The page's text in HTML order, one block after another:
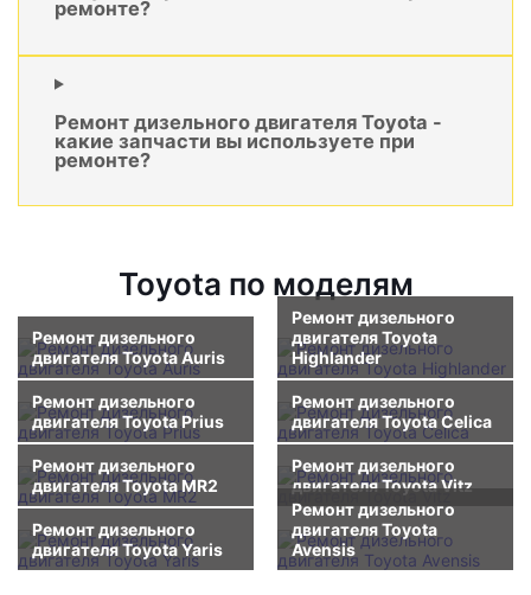
ремонте?
Ремонт дизельного двигателя Toyota -
какие запчасти вы используете при
ремонте?
Toyota по моделям
Ремонт дизельного
двигателя Toyota Auris
Ремонт дизельного
двигателя Toyota
Highlander
Ремонт дизельного
двигателя Toyota Prius
Ремонт дизельного
двигателя Toyota Celica
Ремонт дизельного
двигателя Toyota MR2
Ремонт дизельного
двигателя Toyota Vitz
Ремонт дизельного
двигателя Toyota Yaris
Ремонт дизельного
двигателя Toyota
Avensis